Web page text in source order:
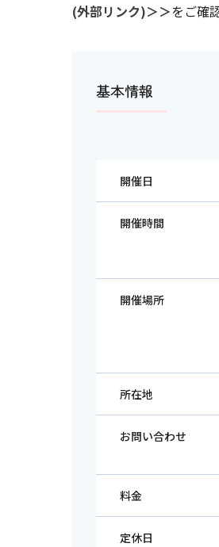
(外部リンク)＞＞をご確
基本情報
開催日
開催時間
開催場所
所在地
お問い合わせ
料金
定休日